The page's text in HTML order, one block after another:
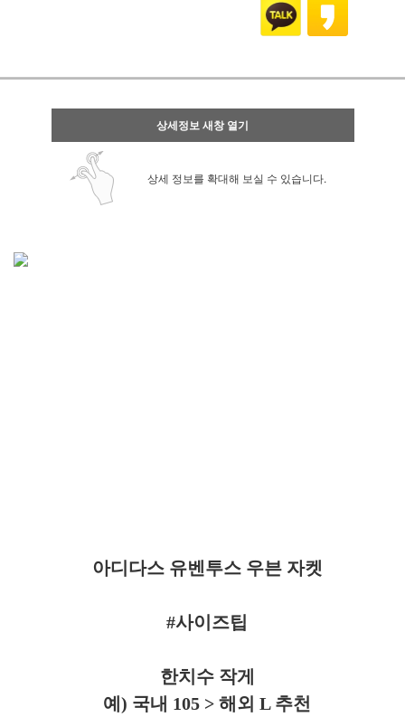
상세정보 새창 열기
상세 정보를 확대해 보실 수 있습니다.
아디다스 유벤투스 우븐 자켓
#사이즈팁
한치수 작게
예) 국내 105 > 해외 L 추천